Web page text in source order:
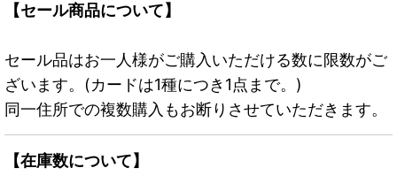
【セール商品について】
セール品はお一人様がご購入いただける数に限数がご
ざいます。(カードは1種につき1点まで。)
同一住所での複数購入もお断りさせていただきます。
【在庫数について】